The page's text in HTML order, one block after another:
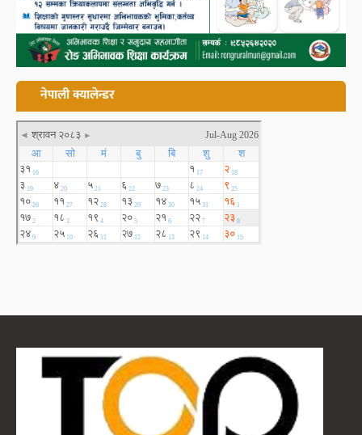
नेपाली क्यालेन्डर